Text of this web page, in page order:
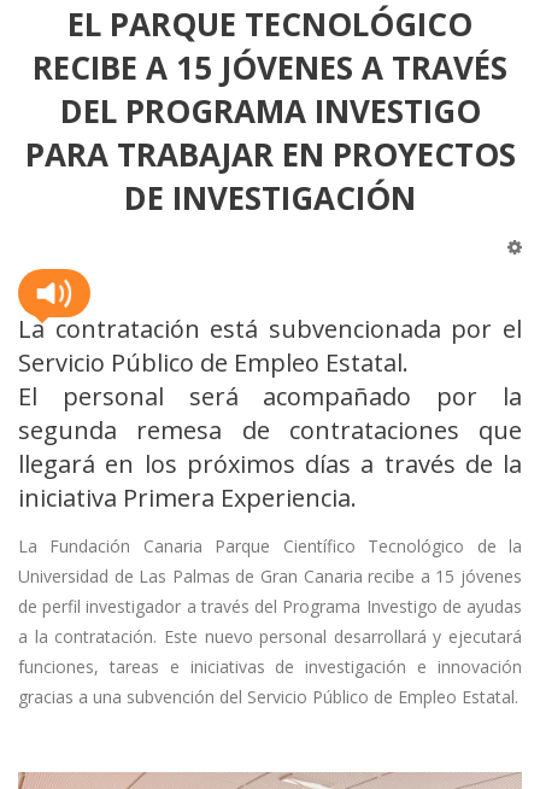
EL PARQUE TECNOLÓGICO
RECIBE A 15 JÓVENES A TRAVÉS
DEL PROGRAMA INVESTIGO
PARA TRABAJAR EN PROYECTOS
DE INVESTIGACIÓN
La contratación está subvencionada por el
Servicio Público de Empleo Estatal.
El personal será acompañado por la
segunda remesa de contrataciones que
llegará en los próximos días a través de la
iniciativa Primera Experiencia.
La Fundación Canaria Parque Científico Tecnológico de la
Universidad de Las Palmas de Gran Canaria recibe a 15 jóvenes
de perfil investigador a través del Programa Investigo de ayudas
a la contratación. Este nuevo personal desarrollará y ejecutará
funciones, tareas e iniciativas de investigación e innovación
gracias a una subvención del Servicio Público de Empleo Estatal.